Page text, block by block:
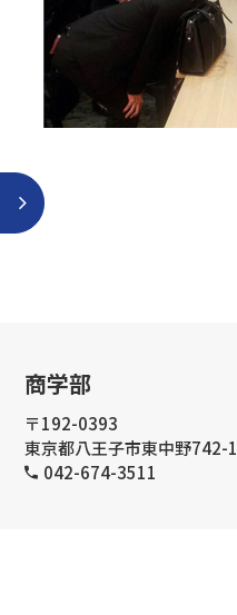
商学部
〒192-0393
東京都八王子市東中野742-1
042-674-3511